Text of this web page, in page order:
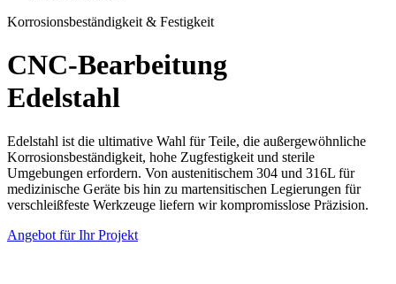
Korrosionsbeständigkeit & Festigkeit
CNC-Bearbeitung
Edelstahl
Edelstahl ist die ultimative Wahl für Teile, die außergewöhnliche
Korrosionsbeständigkeit, hohe Zugfestigkeit und sterile
Umgebungen erfordern. Von austenitischem 304 und 316L für
medizinische Geräte bis hin zu martensitischen Legierungen für
verschleißfeste Werkzeuge liefern wir kompromisslose Präzision.
Angebot für Ihr Projekt